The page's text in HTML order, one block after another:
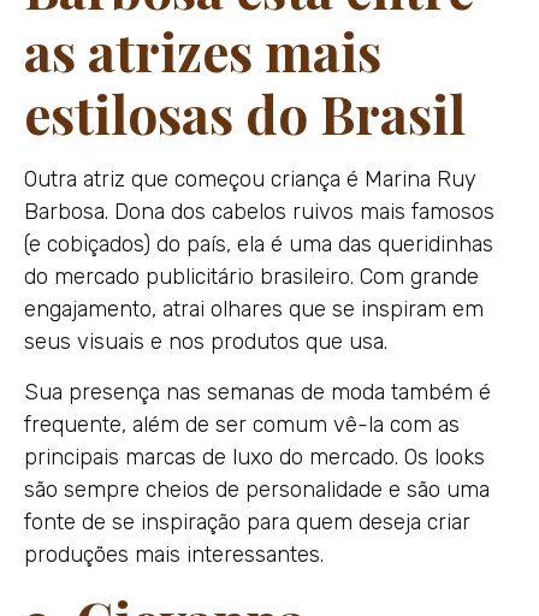
as atrizes mais
estilosas do Brasil
Outra atriz que começou criança é Marina Ruy
Barbosa. Dona dos cabelos ruivos mais famosos
(e cobiçados) do país, ela é uma das queridinhas
do mercado publicitário brasileiro. Com grande
engajamento, atrai olhares que se inspiram em
seus visuais e nos produtos que usa.
Sua presença nas semanas de moda também é
frequente, além de ser comum vê-la com as
principais marcas de luxo do mercado. Os looks
são sempre cheios de personalidade e são uma
fonte de se inspiração para quem deseja criar
produções mais interessantes.